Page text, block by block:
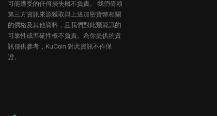
可能遭受的任何損失概不負責。 我們倚賴
第三方資訊來源獲取與上述加密貨幣相關
的價格及其他資料，且我們對此類資訊的
可靠性或準確性概不負責。為你提供的資
訊僅供參考，KuCoin 對此資訊不作保
證。